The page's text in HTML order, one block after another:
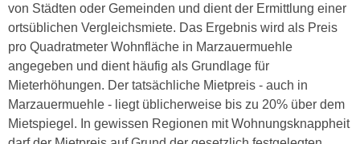
von Städten oder Gemeinden und dient der Ermittlung einer
ortsüblichen Vergleichsmiete. Das Ergebnis wird als Preis
pro Quadratmeter Wohnfläche in Marzauermuehle
angegeben und dient häufig als Grundlage für
Mieterhöhungen. Der tatsächliche Mietpreis - auch in
Marzauermuehle - liegt üblicherweise bis zu 20% über dem
Mietspiegel. In gewissen Regionen mit Wohnungsknappheit